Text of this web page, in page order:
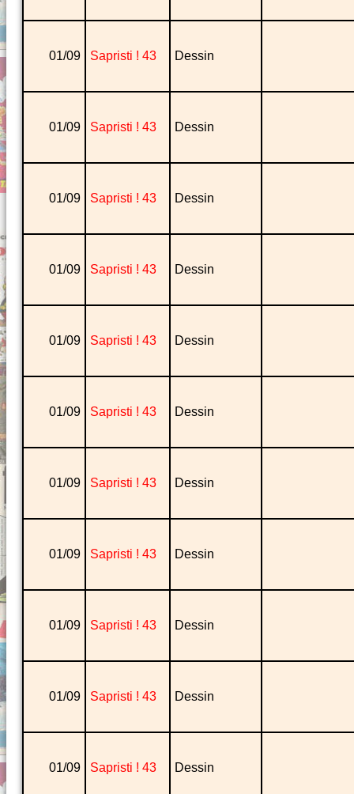
01/09 Sapristi ! 43 Dessin
01/09 Sapristi ! 43 Dessin
01/09 Sapristi ! 43 Dessin
01/09 Sapristi ! 43 Dessin
01/09 Sapristi ! 43 Dessin
01/09 Sapristi ! 43 Dessin
01/09 Sapristi ! 43 Dessin
01/09 Sapristi ! 43 Dessin
01/09 Sapristi ! 43 Dessin
01/09 Sapristi ! 43 Dessin
01/09 Sapristi ! 43 Dessin